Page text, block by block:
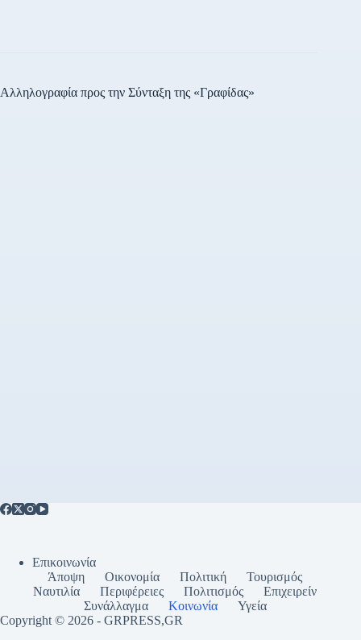
Αλληλογραφία προς την Σύνταξη της «Γραφίδας»
Επικοινωνία
Άποψη
Οικονομία Πολιτική
Τουρισμός
Ναυτιλία
Περιφέρειες Πολιτισμός
Επιχειρείν
Συνάλλαγμα
Κοινωνία
Υγεία
Copyright © 2026 - GRPRESS,GR